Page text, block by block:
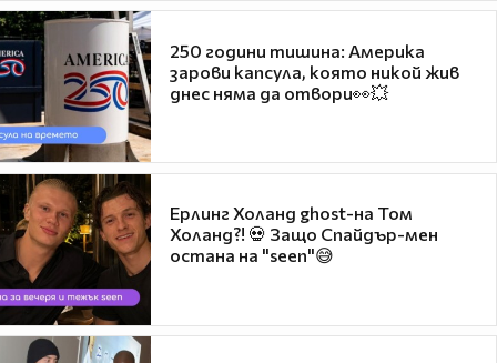
250 години тишина: Америка
зарови капсула, която никой жив
днес няма да отвори👀💥
Ерлинг Холанд ghost-на Том
Холанд?! 💀 Защо Спайдър-мен
остана на "seen"😅